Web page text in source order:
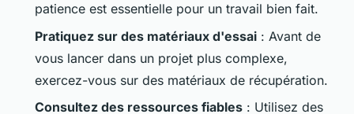
patience est essentielle pour un travail bien fait.
Pratiquez sur des matériaux d'essai : Avant de
vous lancer dans un projet plus complexe,
exercez-vous sur des matériaux de récupération.
Consultez des ressources fiables : Utilisez des